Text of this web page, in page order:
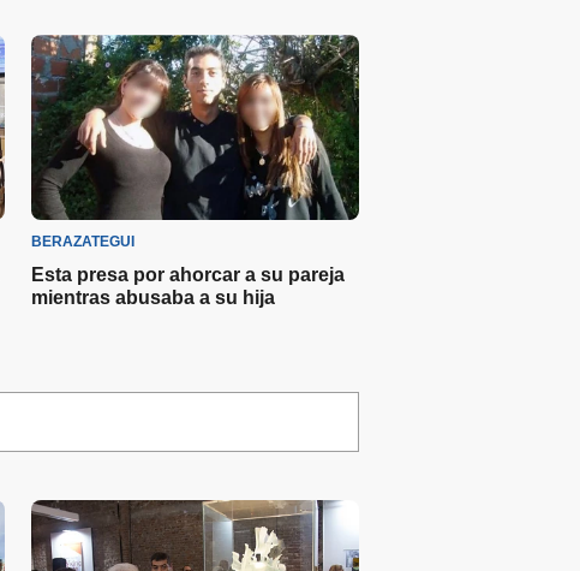
BERAZATEGUI
Esta presa por ahorcar a su pareja
mientras abusaba a su hija